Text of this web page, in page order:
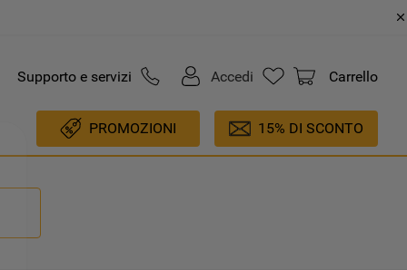
Supporto e servizi Accedi Carrello
PROMOZIONI 15% DI SCONTO